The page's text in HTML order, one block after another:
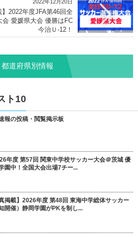
2022年12月20日
】2022年度JFA第46回全
会 愛媛県大会 優勝はFC
今治Ｕ-12！
都道府県別情報
ト10
報の投稿・閲覧掲示板
年度 第57回 関東中学校サッカー大会＠茨城 優
園中！全国大会出場7チー...
真掲載】2026年度 第48回 東海中学総体サッカー
開催）静岡学園がPKを制し...